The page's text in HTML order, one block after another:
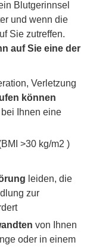
Blutgerinnsel
und wenn die
Sie zutreffen.
auf Sie eine der
Verletzung
können
Ihnen eine
>30 kg/m2 )
leiden, die
zur
von Ihnen
oder in einem